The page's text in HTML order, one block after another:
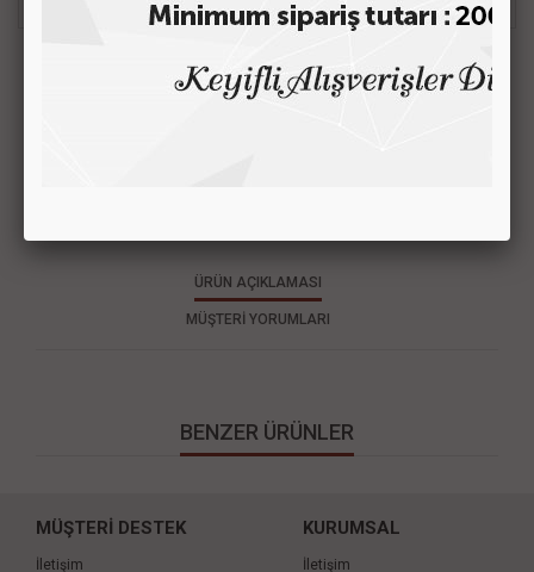
MKM
ÜRÜN AÇIKLAMASI
MÜŞTERİ YORUMLARI
BENZER ÜRÜNLER
MÜŞTERİ DESTEK
İletişim
KURUMSAL
İletişim